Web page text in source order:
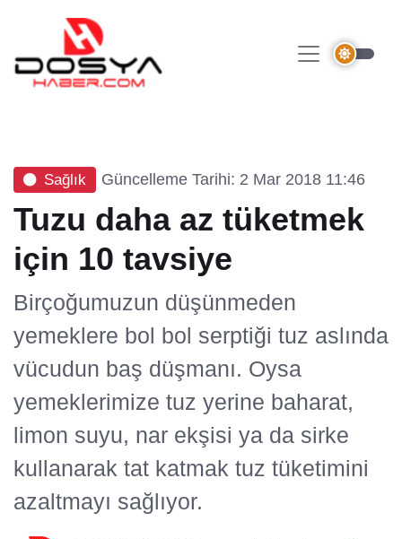
Sağlık Güncelleme Tarihi: 2 Mar 2018 11:46
Tuzu daha az tüketmek
için 10 tavsiye
Birçoğumuzun düşünmeden
yemeklere bol bol serptiği tuz aslında
vücudun baş düşmanı. Oysa
yemeklerimize tuz yerine baharat,
limon suyu, nar ekşisi ya da sirke
kullanarak tat katmak tuz tüketimini
azaltmayı sağlıyor.